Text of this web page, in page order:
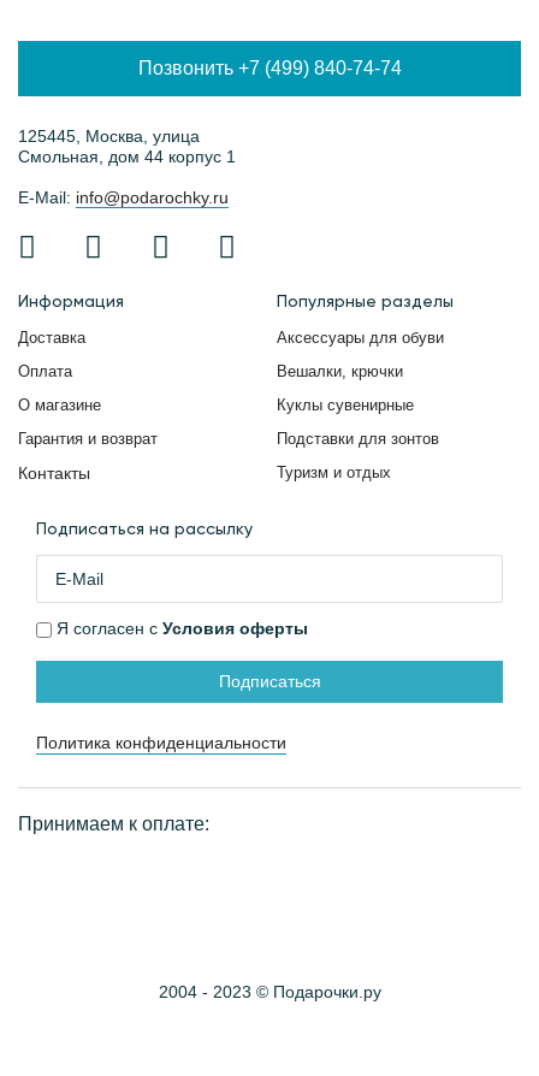
Позвонить +7 (499) 840-74-74
125445, Москва, улица
Смольная, дом 44 корпус 1
E-Mail: info@podarochky.ru
Информация
Доставка
Оплата
О магазине
Гарантия и возврат
Контакты
Популярные разделы
Аксессуары для обуви
Вешалки, крючки
Куклы сувенирные
Подставки для зонтов
Туризм и отдых
Подписаться на рассылку
Я согласен с Условия оферты
Подписаться
Политика конфиденциальности
Принимаем к оплате:
2004 - 2023 © Подарочки.ру